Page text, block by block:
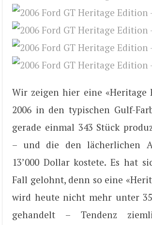
Wir zeigen hier eine «Heritage
2006 in den typischen Gulf-
gerade einmal 343 Stück
– und die den lächerlichen
13’000 Dollar kostete. Es hat
Fall gelohnt, denn so eine
wird heute nicht mehr unter
gehandelt – Tendenz